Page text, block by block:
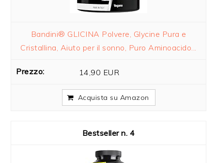
Bandini® GLICINA Polvere, Glycine Pura e
Cristallina, Aiuto per il sonno, Puro Aminoacido...
14,90 EUR
Acquista su Amazon
4